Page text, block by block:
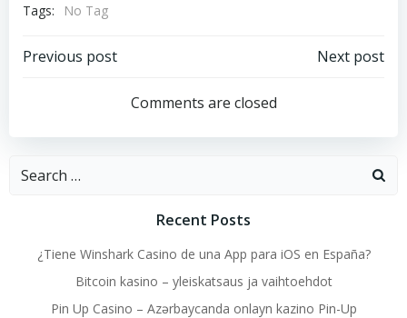
Tags:
No Tag
Post
navigation
Previous post
navigation
Next post
Comments are closed
Search
Recent Posts
¿Tiene Winshark Casino de una App para iOS en España?
Bitcoin kasino – yleiskatsaus ja vaihtoehdot
Pin Up Casino – Azərbaycanda onlayn kazino Pin-Up